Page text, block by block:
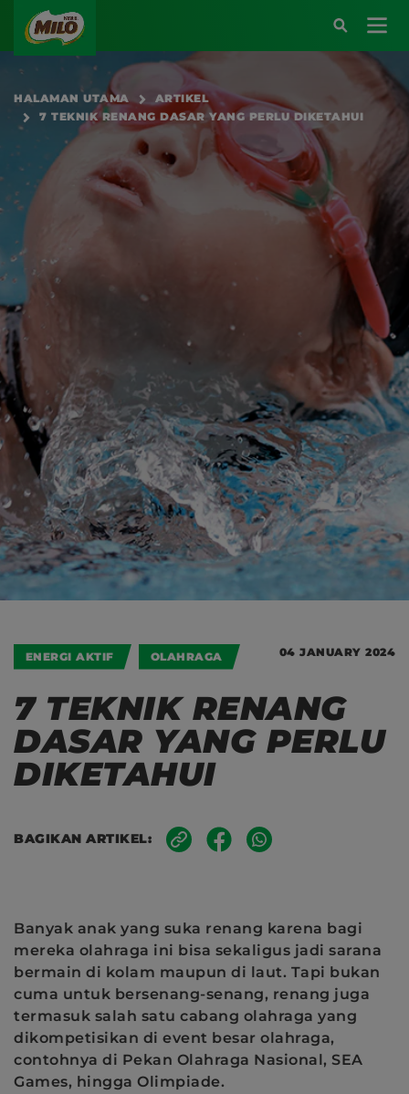
Main navigation
Atau kunjungi halaman berikut:
SARAPAN BERENERGI
HALAMAN UTAMA
ARTIKEL
7 TEKNIK RENANG DASAR YANG PERLU DIKETAHUI
ENERGI AKTIF OLAHRAGA 04 JANUARY 2024
7 TEKNIK RENANG
DASAR YANG PERLU
DIKETAHUI
BAGIKAN ARTIKEL:
Banyak anak yang suka renang karena bagi
mereka olahraga ini bisa sekaligus jadi sarana
bermain di kolam maupun di laut. Tapi bukan
cuma untuk bersenang-senang, renang juga
termasuk salah satu cabang olahraga yang
dikompetisikan di event besar olahraga,
contohnya di Pekan Olahraga Nasional, SEA
Games, hingga Olimpiade.